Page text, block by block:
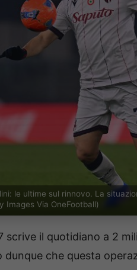
le ultime sul rinnovo. La
Images Via OneFootball)
scrive il quotidiano a 2
dunque che questa